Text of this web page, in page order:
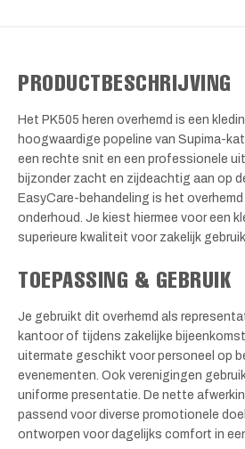
PRODUCTBESCHRIJVING
Het PK505 heren overhemd is een
hoogwaardige popeline van Supima-
een rechte snit en een professionele
bijzonder zacht en zijdeachtig aan op
EasyCare-behandeling is het overhemd
onderhoud. Je kiest hiermee voor een
superieure kwaliteit voor zakelijk gebruik.
TOEPASSING & GEBRUIK
Je gebruikt dit overhemd als
kantoor of tijdens zakelijke
uitermate geschikt voor personeel op
evenementen. Ook verenigingen
uniforme presentatie. De nette
passend voor diverse promotionele
ontworpen voor dagelijks comfort in